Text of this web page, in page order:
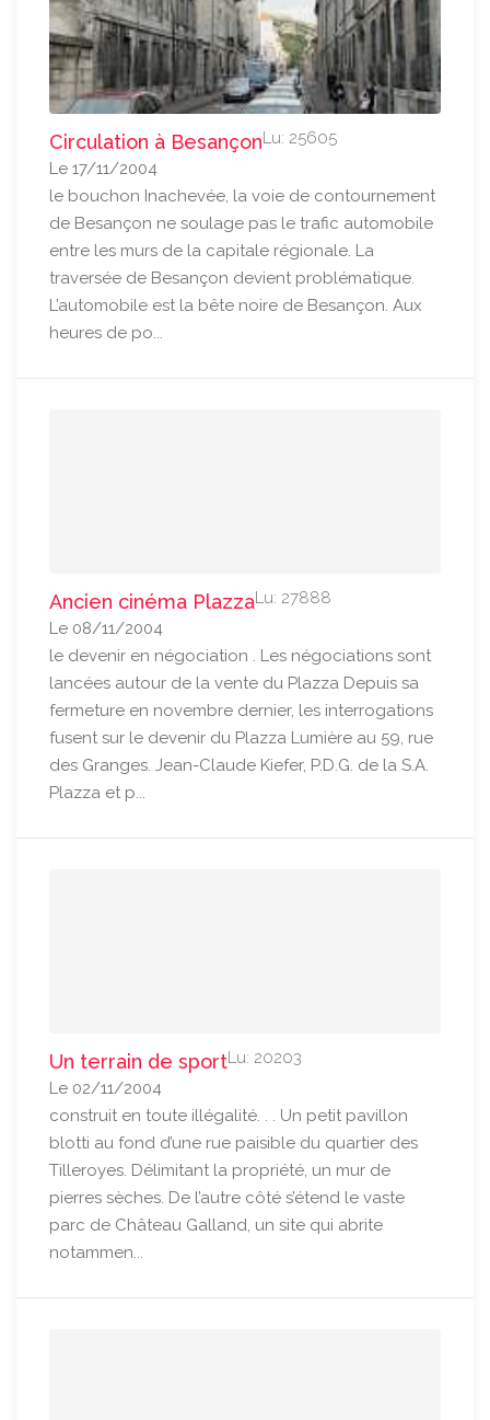
Circulation à BesançonLu: 25605
Le 17/11/2004
le bouchon Inachevée, la voie de contournement
de Besançon ne soulage pas le trafic automobile
entre les murs de la capitale régionale. La
traversée de Besançon devient problématique.
L’automobile est la bête noire de Besançon. Aux
heures de po...
Ancien cinéma PlazzaLu: 27888
Le 08/11/2004
le devenir en négociation . Les négociations sont
lancées autour de la vente du Plazza Depuis sa
fermeture en novembre dernier, les interrogations
fusent sur le devenir du Plazza Lumière au 59, rue
des Granges. Jean-Claude Kiefer, P.D.G. de la S.A.
Plazza et p...
Un terrain de sportLu: 20203
Le 02/11/2004
construit en toute illégalité. . . Un petit pavillon
blotti au fond d’une rue paisible du quartier des
Tilleroyes. Délimitant la propriété, un mur de
pierres sèches. De l’autre côté s’étend le vaste
parc de Château Galland, un site qui abrite
notammen...